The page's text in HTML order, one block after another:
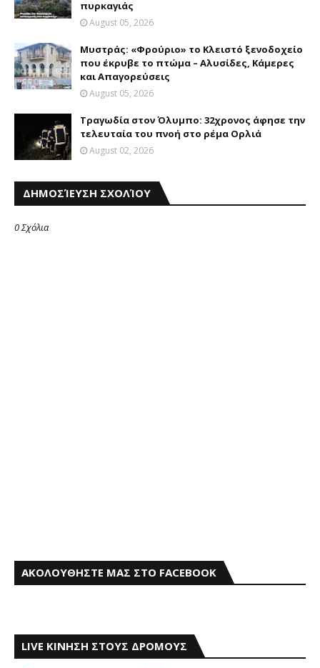
πυρκαγιάς
August 05, 2026
Mυστράς: «Φρούριο» το Kλειστό ξενοδοχείο
που έκρυβε το πτώμα – Aλυσίδες, Kάμερες
και Aπαγορεύσεις
August 05, 2026
Τραγωδία στον Όλυμπο: 32χρονος άφησε την
τελευταία του πνοή στο ρέμα Ορλιά
August 02, 2026
ΔΗΜΟΣΊΕΥΣΗ ΣΧΟΛΊΟΥ
0 Σχόλια
ΑΚΟΛΟΥΘΗΣΤΕ ΜΑΣ ΣΤΟ FACEBOOK
LIVE ΚΙΝΗΣΗ ΣΤΟΥΣ ΔΡΟΜΟΥΣ